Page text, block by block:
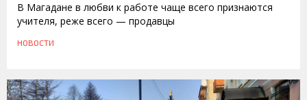
В Магадане в любви к работе чаще всего признаются
учителя, реже всего — продавцы
НОВОСТИ